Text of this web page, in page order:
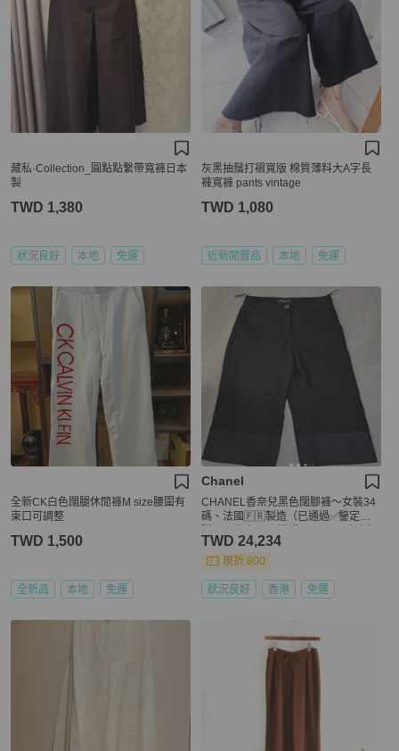
藏私·Collection_圓點點繫帶寬褲日本
製
TWD 1,380
狀況良好 本地 免運
灰黑抽鬚打褶寬版 棉質薄料大A字長
褲寬褲 pants vintage
TWD 1,080
近新閒置品 本地 免運
全新CK白色闊腿休閒褲M size腰圍有
束口可調整
TWD 1,500
全新品 本地 免運
Chanel
CHANEL香奈兒黑色闊腳褲～女裝34
碼、法國🇫🇷製造（已通過✅鑒定）
閃石領巾/絲帶扣一枚🎁
TWD 24,234
現折 800
狀況良好 香港 免運